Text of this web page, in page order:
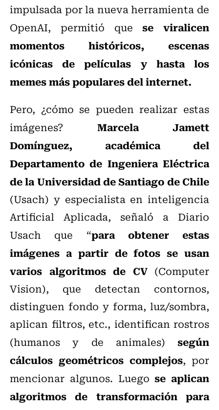
impulsada por la nueva herramienta de
OpenAI, permitió quese viralicen
momentos históricos, escenas
icónicas de películas y hasta los
memes más populares del internet.
Pero, ¿cómo se pueden realizar estas
imágenes? Marcela Jamett
Domínguez, académica del
Departamento de Ingeniera Eléctrica
de la Universidad de Santiago de Chile
(Usach) y especialista en inteligencia
Artificial Aplicada, señaló a Diario
Usach que “para obtener estas
imágenes a partir de fotos se usan
varios algoritmos de CV(Computer
Vision), que detectan contornos,
distinguen fondo y forma, luz/sombra,
aplican filtros, etc., identifican rostros
(humanos y de animales) según
cálculos geométricos complejos, por
mencionar algunos. Luegose aplican
algoritmos de transformación para